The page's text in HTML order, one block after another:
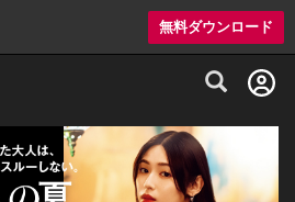
無料ダウンロード
グルメ情報・プレミアムレストラン予約